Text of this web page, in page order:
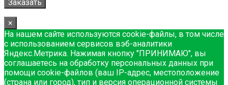
×
На нашем сайте используются cookie-файлы, в том числе
с использованием сервисов вэб-аналитики
Яндекс.Метрика. Нажимая кнопку "ПРИНИМАЮ", вы
соглашаетесь на обработку персональных данных при
помощи cookie-файлов (ваш IP-адрес, местоположение
(страна или город), тип и версия операционной системы